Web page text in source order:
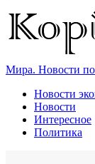
Мира. Новости
Новости
Новости
Интересное
Политика